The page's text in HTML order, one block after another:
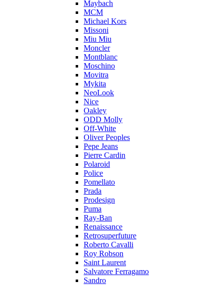
Maybach
MCM
Michael Kors
Missoni
Miu Miu
Moncler
Montblanc
Moschino
Movitra
Mykita
NeoLook
Nice
Oakley
ODD Molly
Off-White
Oliver Peoples
Pepe Jeans
Pierre Cardin
Polaroid
Police
Pomellato
Prada
Prodesign
Puma
Ray-Ban
Renaissance
Retrosuperfuture
Roberto Cavalli
Roy Robson
Saint Laurent
Salvatore Ferragamo
Sandro